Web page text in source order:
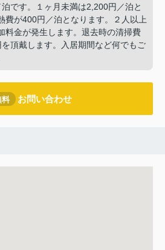
です。１ヶ月未満は2,200円／泊と
費が400円／泊となります。２人以上
料金が発生します。退去時の清掃費
頂戴します。入居期間など何でもご
料 お問い合わせ